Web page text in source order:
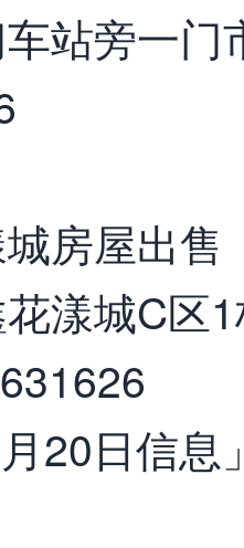
旁一门
房屋出售
城C区1
日信息